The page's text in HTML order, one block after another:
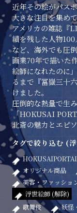
近年その絵がパス
大きな注目を集め
アメリカの雑誌『
績を残した人物
など、海外でも圧
画業70年で描いた
絵師になれたのに
るまで『冨嶽三十
けました。
圧倒的な熱量で生
「HOKUSAI
北斎の魅力とエピ
タグで絞り込む (
オリジナル商品
美容・ファッショ
浮世絵師 (解除)
歌舞伎
妖怪